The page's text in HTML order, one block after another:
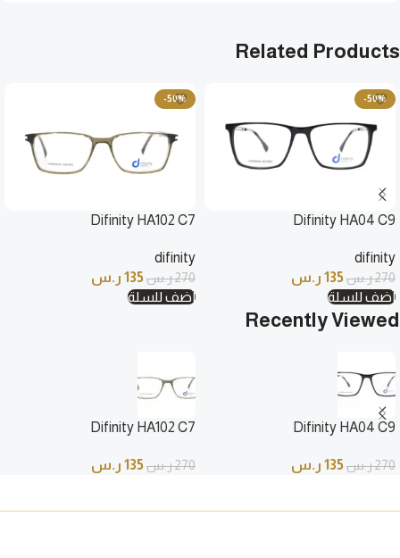
Related Products
-50%
Difinity HA04 C9
difinity
270ر.س135 ر.س
أضف للسلة
-50%
Difinity HA102 C7
difinity
270ر.س135 ر.س
أضف للسلة
Recently Viewed
Difinity HA04 C9
270ر.س135 ر.س
Difinity HA102 C7
270ر.س135 ر.س